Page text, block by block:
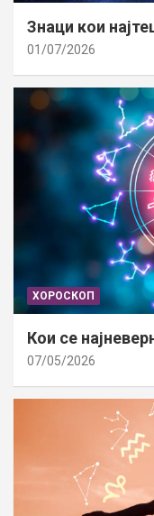
Знаци кои
01/07/2026
ХОРОСКОП
Кои се
07/05/2026